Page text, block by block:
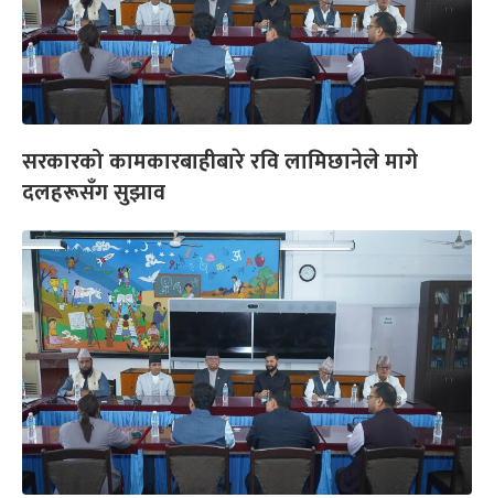
सरकारको कामकारबाहीबारे रवि लामिछानेले मागे
दलहरूसँग सुझाव